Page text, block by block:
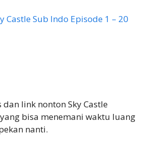
Castle Sub Indo Episode 1 – 20
link nonton Sky Castle
bisa menemani waktu luang
nanti.